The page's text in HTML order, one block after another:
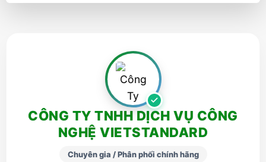
CÔNG TY TNHH DỊCH VỤ CÔNG
NGHỆ VIETSTANDARD
Chuyên gia / Phân phối chính hãng